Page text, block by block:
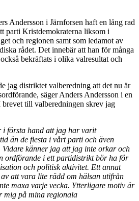
Andersson i Järnforsen haft en lång rad
parti Kristdemokraterna liksom i
och regionen samt som ledamot av
rådet. Det innebär att han för många
bekräftats i olika valresultat och
jag distriktet valberedning att det nu är
säger Anders Andersson i en
brevet till valberedningen skrev jag
i första hand att jag har varit
än de flesta i vårt parti och även
känner jag att jag inte orkar och
ordförande i ett partidistrikt bör ha för
och politisk aktivitet. Ett annat
att vara lite rädd om hälsan utifrån
maxa varje vecka. Ytterligare motiv är
mig på mina regionala